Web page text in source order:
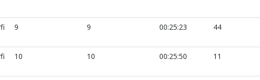
9 9 00:25:23 44
10 10 00:25:50 11